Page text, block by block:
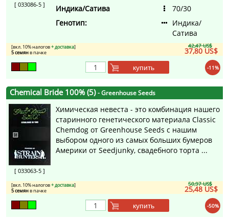
[ 033086-5 ]
Индика/Сатива
70/30
Генотип:
Индика/
Сатива
42,47 US$
37,80 US$
[вкл. 10% налогов+ доставка]
5 семянв пачке
-11%
купить
Chemical Bride 100% (5)- Greenhouse Seeds
[ 033063-5 ]
Химическая невеста - это комбинация нашего
старинного генетического материала Classic
Chemdog от Greenhouse Seeds с нашим
выбором одного из самых больших бумеров
Америки от Seedjunky, свадебного торта ...
50,97 US$
25,48 US$
[вкл. 10% налогов+ доставка]
5 семянв пачке
-50%
купить